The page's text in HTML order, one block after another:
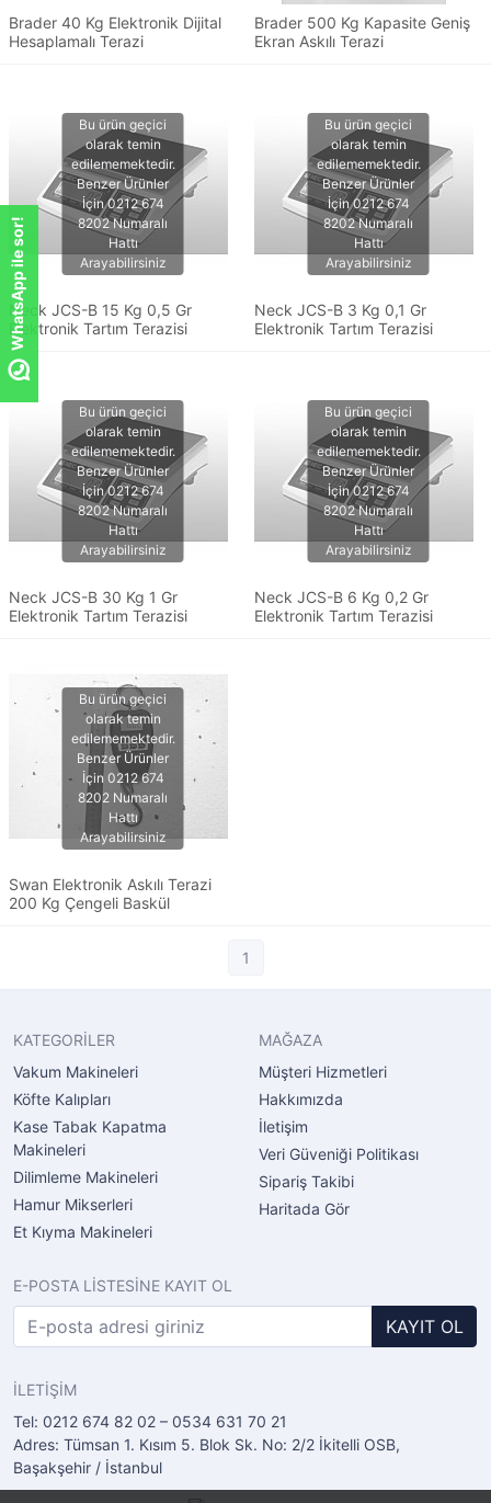
Brader 40 Kg Elektronik Dijital
Hesaplamalı Terazi
Brader 500 Kg Kapasite Geniş
Ekran Askılı Terazi
Neck JCS-B 15 Kg 0,5 Gr
Elektronik Tartım Terazisi
Neck JCS-B 3 Kg 0,1 Gr
Elektronik Tartım Terazisi
Neck JCS-B 30 Kg 1 Gr
Elektronik Tartım Terazisi
Neck JCS-B 6 Kg 0,2 Gr
Elektronik Tartım Terazisi
Swan Elektronik Askılı Terazi
200 Kg Çengeli Baskül
1
KATEGORİLER
Vakum Makineleri
Köfte Kalıpları
Kase Tabak Kapatma
Makineleri
Dilimleme Makineleri
Hamur Mikserleri
Et Kıyma Makineleri
MAĞAZA
Müşteri Hizmetleri
Hakkımızda
İletişim
Veri Güveniği Politikası
Sipariş Takibi
Haritada Gör
E-POSTA LİSTESİNE KAYIT OL
KAYIT OL
İLETİŞİM
Tel: 0212 674 82 02 – 0534 631 70 21
Adres: Tümsan 1. Kısım 5. Blok Sk. No: 2/2 İkitelli OSB,
Başakşehir / İstanbul
WhatsApp ile sor!